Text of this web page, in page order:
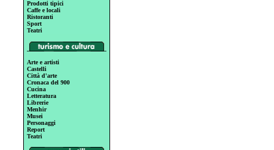
Prodotti tipici
Caffe e locali
Ristoranti
Sport
Teatri
Arte e artisti
Castelli
Città d'arte
Cronaca del 900
Cucina
Letteratura
Librerie
Menhir
Musei
Personaggi
Report
Teatri